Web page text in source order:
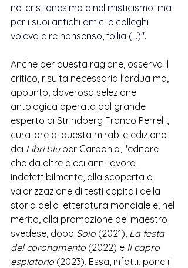
nel cristianesimo e nel misticismo, ma
per i suoi antichi amici e colleghi
voleva dire nonsenso, follia (...)".
Anche per questa ragione, osserva il
critico, risulta necessaria l'ardua ma,
appunto, doverosa selezione
antologica operata dal grande
esperto di Strindberg Franco Perrelli,
curatore di questa mirabile edizione
dei Libri blu per Carbonio, l'editore
che da oltre dieci anni lavora,
indefettibilmente, alla scoperta e
valorizzazione di testi capitali della
storia della letteratura mondiale e, nel
merito, alla promozione del maestro
svedese, dopo Solo (2021), La festa
del coronamento (2022) e Il capro
espiatorio (2023). Essa, infatti, pone il